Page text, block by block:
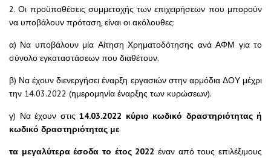
2. Οι προϋποθέσεις συμμετοχής των επιχειρήσεων που μπορούν
να υποβάλουν πρόταση, είναι οι ακόλουθες:
α) Να υποβάλουν μία Αίτηση Χρηματοδότησης ανά ΑΦΜ για το
σύνολο εγκαταστάσεων που διαθέτουν.
β) Να έχουν διενεργήσει έναρξη εργασιών στην αρμόδια ΔΟΥ μέχρι
την 14.03.2022 (ημερομηνία έναρξης των κυρώσεων).
γ) Να έχουν στις 14.03.2022 κύριο κωδικό δραστηριότητας ή
κωδικό δραστηριότητας με
τα μεγαλύτερα έσοδα το έτος 2022 έναν από τους επιλέξιμους